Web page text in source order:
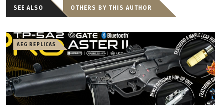
SEE ALSO OTHERS BY THIS AUTHOR
AEG REPLICAS